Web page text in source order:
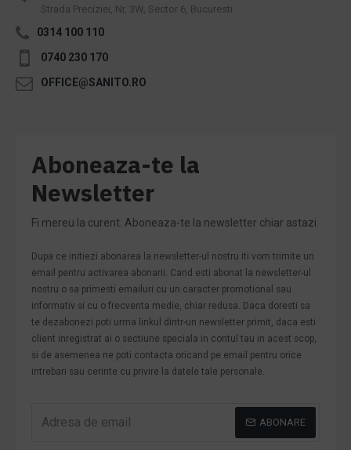
Strada Preciziei, Nr, 3W, Sector 6, Bucuresti
0314 100 110
0740 230 170
OFFICE@SANITO.RO
Aboneaza-te la
Newsletter
Fi mereu la curent. Aboneaza-te la newsletter chiar astazi.
Dupa ce initiezi abonarea la newsletter-ul nostru iti vom trimite un
email pentru activarea abonarii. Cand esti abonat la newsletter-ul
nostru o sa primesti emailuri cu un caracter promotional sau
informativ si cu o frecventa medie, chiar redusa. Daca doresti sa
te dezabonezi poti urma linkul dintr-un newsletter primit, daca esti
client inregistrat ai o sectiune speciala in contul tau in acest scop,
si de asemenea ne poti contacta oricand pe email pentru orice
intrebari sau cerinte cu privire la datele tale personale.
ABONARE